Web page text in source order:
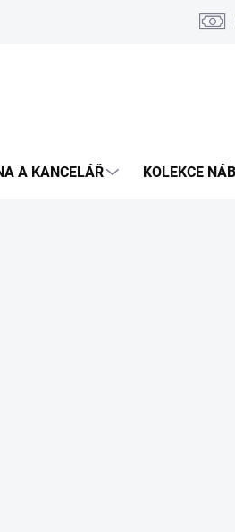
Podmínky ochrany osobních údajů
A KANCELÁŘ KOLEKCE